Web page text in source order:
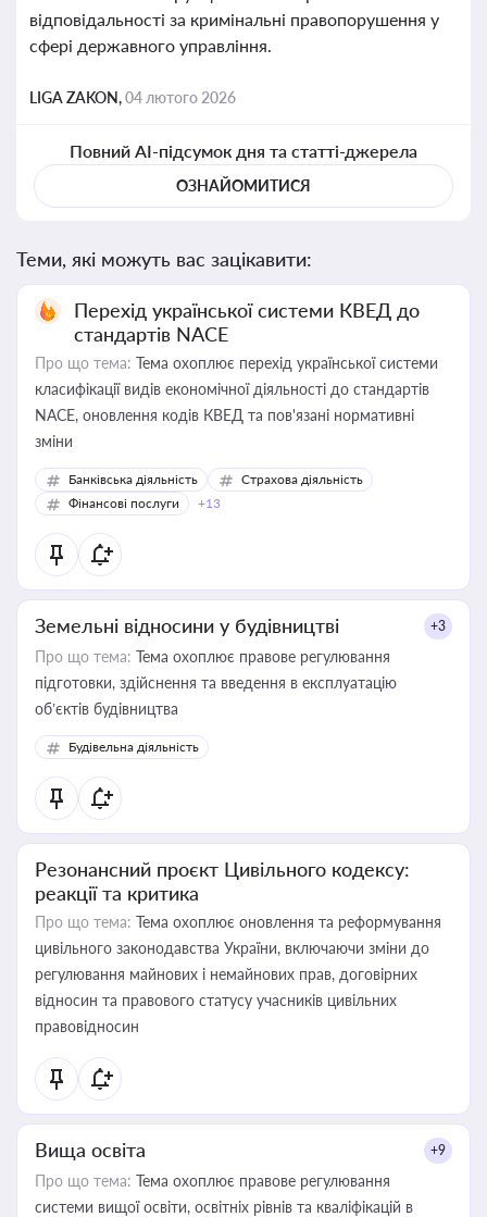
відповідальності за кримінальні правопорушення у
сфері державного управління.
LIGA ZAKON,04 лютого 2026
Повний AI-підсумок дня та статті-джерела
ОЗНАЙОМИТИСЯ
Теми, які можуть вас зацікавити:
Перехід української системи КВЕД до
стандартів NACE
Про що тема: Тема охоплює перехід української системи
класифікації видів економічної діяльності до стандартів
NACE, оновлення кодів КВЕД та пов'язані нормативні
зміни
Банківська діяльність
Страхова діяльність
Фінансові послуги
+13
Земельні відносини у будівництві +3
Про що тема: Тема охоплює правове регулювання
підготовки, здійснення та введення в експлуатацію
об’єктів будівництва
Будівельна діяльність
Резонансний проєкт Цивільного кодексу:
реакції та критика
Про що тема: Тема охоплює оновлення та реформування
цивільного законодавства України, включаючи зміни до
регулювання майнових і немайнових прав, договірних
відносин та правового статусу учасників цивільних
правовідносин
Вища освіта +9
Про що тема: Тема охоплює правове регулювання
системи вищої освіти, освітніх рівнів та кваліфікацій в